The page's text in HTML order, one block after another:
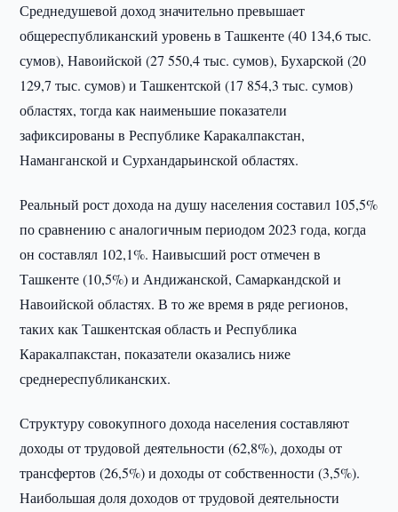
Среднедушевой доход значительно превышает
общереспубликанский уровень в Ташкенте (40 134,6 тыс.
сумов), Навоийской (27 550,4 тыс. сумов), Бухарской (20
129,7 тыс. сумов) и Ташкентской (17 854,3 тыс. сумов)
областях, тогда как наименьшие показатели
зафиксированы в Республике Каракалпакстан,
Наманганской и Сурхандарьинской областях.
Реальный рост дохода на душу населения составил 105,5%
по сравнению с аналогичным периодом 2023 года, когда
он составлял 102,1%. Наивысший рост отмечен в
Ташкенте (10,5%) и Андижанской, Самаркандской и
Навоийской областях. В то же время в ряде регионов,
таких как Ташкентская область и Республика
Каракалпакстан, показатели оказались ниже
среднереспубликанских.
Структуру совокупного дохода населения составляют
доходы от трудовой деятельности (62,8%), доходы от
трансфертов (26,5%) и доходы от собственности (3,5%).
Наибольшая доля доходов от трудовой деятельности